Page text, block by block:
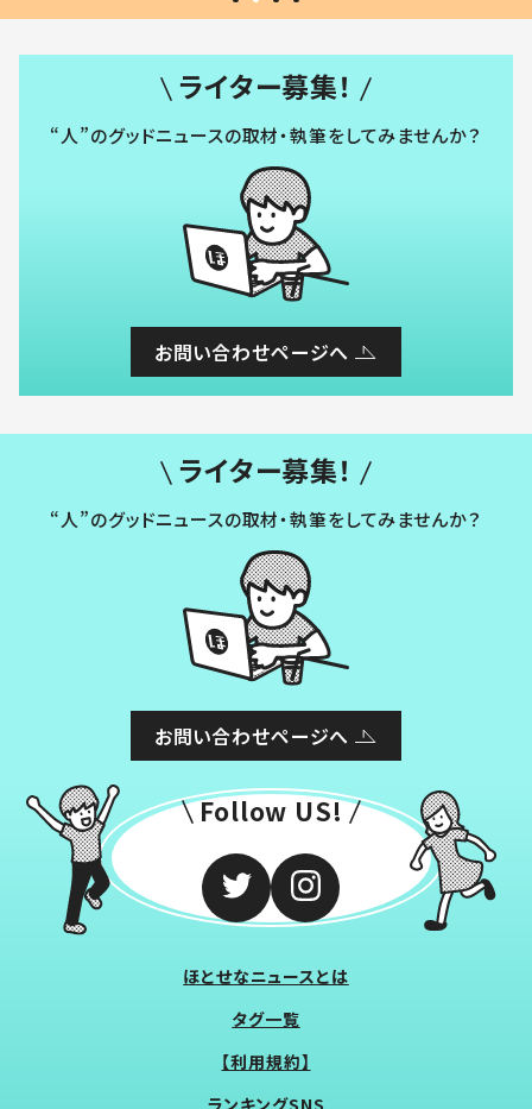
ライター募集！
“人”のグッドニュースの取材・執筆をしてみませんか？
お問い合わせページへ
ライター募集！
“人”のグッドニュースの取材・執筆をしてみませんか？
お問い合わせページへ
Follow US!
ほとせなニュースとは
タグ一覧
【利用規約】
ランキングSNS